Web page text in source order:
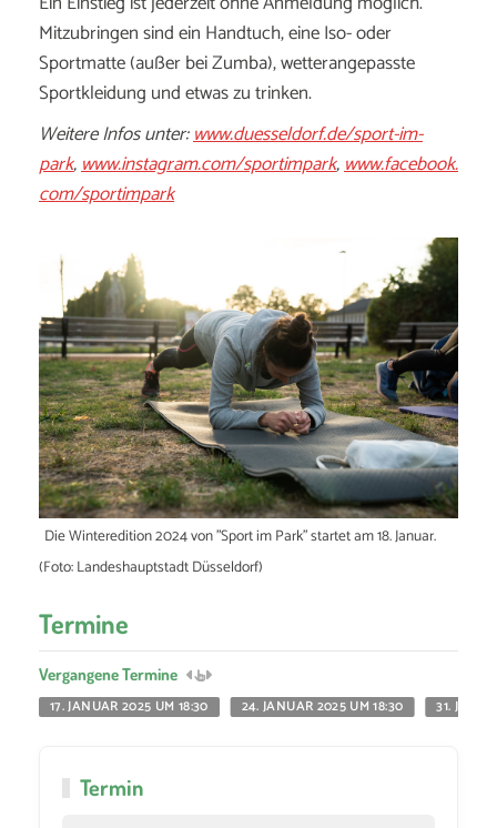
Mitzubringen sind ein Handtuch, eine Iso- oder
Sportmatte (außer bei Zumba), wetterangepasste
Sportkleidung und etwas zu trinken.
Weitere Infos unter:www.duesseldorf.de/sport-im-
park,www.instagram.com/sportimpark,www.facebook.
com/sportimpark
Die Winteredition 2024 von "Sport im Park" startet am 18. Januar.
(Foto: Landeshauptstadt Düsseldorf)
Termine
Vergangene Termine
17. JANUAR 2025 UM 18:30
24. JANUAR 2025 UM 18:30 31.
Termin